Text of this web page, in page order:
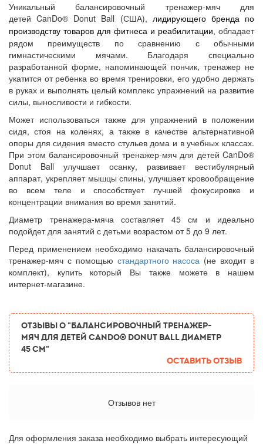
Уникальный балансировочный тренажер-мяч для
детей CanDo® Donut Ball (США),
лидирующего бренда по
производству товаров для фитнеса и реабилитации, обладает
рядом преимуществ по сравнению с обычными
гимнастическими мячами. Благодаря специально
разработанной форме, напоминающей пончик, тренажер не
укатится от ребенка во время тренировки, его удобно держать
в руках и выполнять целый комплекс упражнений на развитие
силы, выносливости и гибкости.
Может использоваться также для упражнений в положении
сидя, стоя на коленях, а также в качестве альтернативной
опоры для сидения вместо стульев дома и в учебных классах.
При этом балансировочный тренажер-мяч для детей CanDo®
Donut Ball улучшает осанку, развивает вестибулярный
аппарат, укрепляет мышцы спины, улучшает кровообращение
во всем теле и способствует лучшей фокусировке и
концентрации внимания во время занятий.
Диаметр тренажера-мяча составляет 45 см и идеально
подойдет для занятий с детьми возрастом от 5 до 9 лет.
Перед применением необходимо накачать балансировочный
тренажер-мяч с помощью стандартного насоса (не входит в
комплект), купить который Вы также можете в нашем
интернет-магазине.
ОТЗЫВЫ О "Балансировочный тренажер-
мяч для детей CanDo® Donut Ball диаметр
45 см"
Оставить отзыв
Отзывов нет
Для оформления заказа необходимо выбрать интересующий